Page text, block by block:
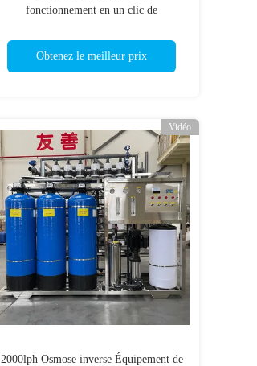
fonctionnement en un clic de
Obtenez le meilleur prix
Vidéo
2000lph Osmose inverse Équipement de